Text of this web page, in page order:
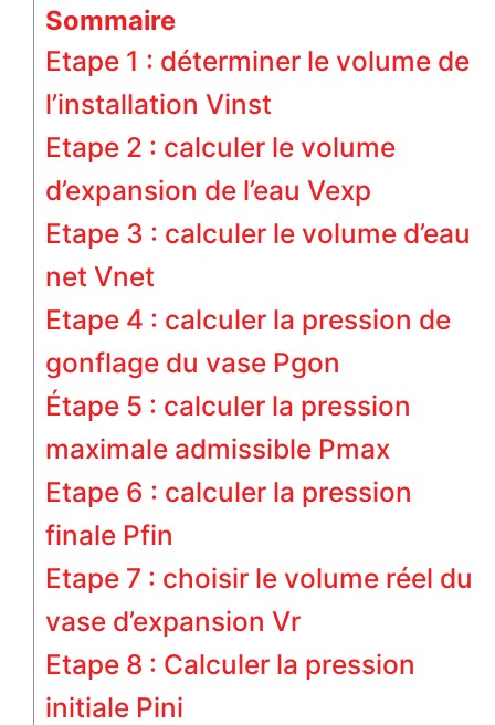
Sommaire
Etape 1 : déterminer le volume de
l’installation Vinst
Etape 2 : calculer le volume
d’expansion de l’eau Vexp
Etape 3 : calculer le volume d’eau
net Vnet
Etape 4 : calculer la pression de
gonflage du vase Pgon
Étape 5 : calculer la pression
maximale admissible Pmax
Etape 6 : calculer la pression
finale Pfin
Etape 7 : choisir le volume réel du
vase d’expansion Vr
Etape 8 : Calculer la pression
initiale Pini